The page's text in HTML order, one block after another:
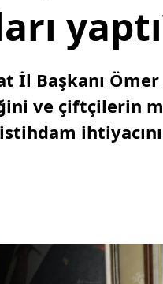
İl Başkanı
ve çiftçilerin